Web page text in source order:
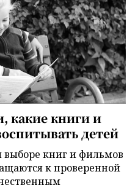
какие книги и
детей
выборе книг и фильмов
к проверенной